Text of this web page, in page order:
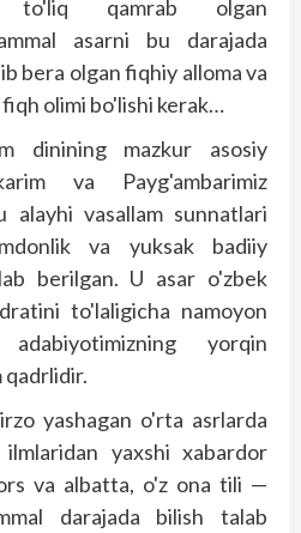
to'liq qamrab olgan
asarni bu darajada
bera olgan fiqhiy alloma va
olimi bo'lishi kerak…
dinining mazkur asosiy
va Payg'ambarimiz
alayhi vasallam sunnatlari
va yuksak badiiy
berilgan. U asar o'zbek
to'laligicha namoyon
yorqin
qadrlidir.
yashagan o'rta asrlarda
yaxshi xabardor
va albatta, o'z ona tili —
darajada bilish talab